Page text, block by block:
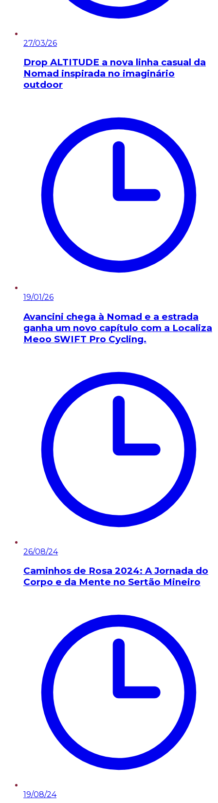
27/03/26
Drop ALTITUDE a nova linha casual da
Nomad inspirada no imaginário
outdoor
19/01/26
Avancini chega à Nomad e a estrada
ganha um novo capítulo com a Localiza
Meoo SWIFT Pro Cycling.
26/08/24
Caminhos de Rosa 2024: A Jornada do
Corpo e da Mente no Sertão Mineiro
19/08/24